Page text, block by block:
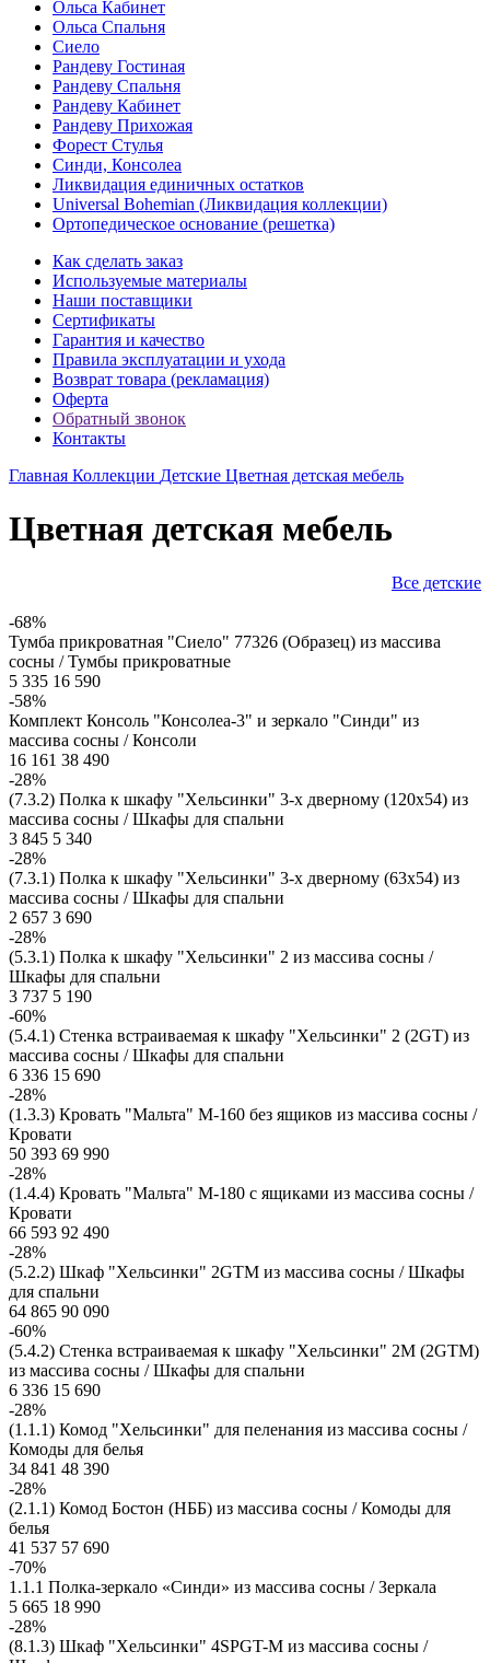
Ольса Кабинет
Ольса Спальня
Сиело
Рандеву Гостиная
Рандеву Спальня
Рандеву Кабинет
Рандеву Прихожая
Форест Стулья
Синди, Консолеа
Ликвидация единичных остатков
Universal Bohemian (Ликвидация коллекции)
Ортопедическое основание (решетка)
Как сделать заказ
Используемые материалы
Наши поставщики
Сертификаты
Гарантия и качество
Правила эксплуатации и ухода
Возврат товара (рекламация)
Оферта
Обратный звонок
Контакты
Главная Коллекции Детские Цветная детская мебель
Цветная детская мебель
Все детские
-68%
Тумба прикроватная "Сиело" 77326 (Образец) из массива
сосны / Тумбы прикроватные
5 335 16 590
-58%
Комплект Консоль "Консолеа-3" и зеркало "Синди" из
массива сосны / Консоли
16 161 38 490
-28%
(7.3.2) Полка к шкафу "Хельсинки" 3-х дверному (120х54) из
массива сосны / Шкафы для спальни
3 845 5 340
-28%
(7.3.1) Полка к шкафу "Хельсинки" 3-х дверному (63x54) из
массива сосны / Шкафы для спальни
2 657 3 690
-28%
(5.3.1) Полка к шкафу "Хельсинки" 2 из массива сосны /
Шкафы для спальни
3 737 5 190
-60%
(5.4.1) Стенка встраиваемая к шкафу "Хельсинки" 2 (2GT) из
массива сосны / Шкафы для спальни
6 336 15 690
-28%
(1.3.3) Кровать "Мальта" М-160 без ящиков из массива сосны /
Кровати
50 393 69 990
-28%
(1.4.4) Кровать "Мальта" М-180 с ящиками из массива сосны /
Кровати
66 593 92 490
-28%
(5.2.2) Шкаф "Хельсинки" 2GTM из массива сосны / Шкафы
для спальни
64 865 90 090
-60%
(5.4.2) Стенка встраиваемая к шкафу "Хельсинки" 2M (2GTM)
из массива сосны / Шкафы для спальни
6 336 15 690
-28%
(1.1.1) Комод "Хельсинки" для пеленания из массива сосны /
Комоды для белья
34 841 48 390
-28%
(2.1.1) Комод Бостон (НББ) из массива сосны / Комоды для
белья
41 537 57 690
-70%
1.1.1 Полка-зеркало «Синди» из массива сосны / Зеркала
5 665 18 990
-28%
(8.1.3) Шкаф "Хельсинки" 4SPGT-M из массива сосны /